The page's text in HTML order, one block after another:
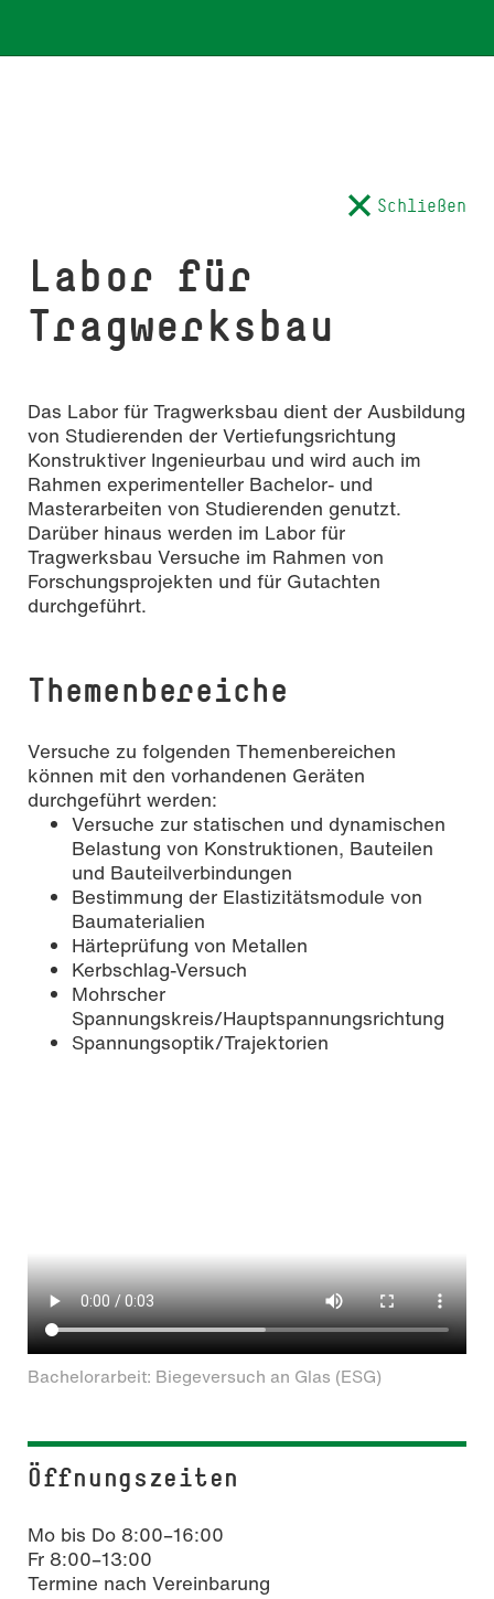
Schließen
Labor für
Tragwerksbau
Das Labor für Tragwerksbau dient der Ausbildung
von Studierenden der Vertiefungsrichtung
Konstruktiver Ingenieurbau und wird auch im
Rahmen experimenteller Bachelor- und
Masterarbeiten von Studierenden genutzt.
Darüber hinaus werden im Labor für
Tragwerksbau Versuche im Rahmen von
Forschungsprojekten und für Gutachten
durchgeführt.
Themenbereiche
Versuche zu folgenden Themenbereichen
können mit den vorhandenen Geräten
durchgeführt werden:
Versuche zur statischen und dynamischen
Belastung von Konstruktionen, Bauteilen
und Bauteilverbindungen
Bestimmung der Elastizitätsmodule von
Baumaterialien
Härteprüfung von Metallen
Kerbschlag-Versuch
Mohrscher
Spannungskreis/Hauptspannungsrichtung
Spannungsoptik/Trajektorien
Bachelorarbeit: Biegeversuch an Glas (ESG)
Öffnungszeiten
Mo bis Do 8:00–16:00
Fr 8:00–13:00
Termine nach Vereinbarung